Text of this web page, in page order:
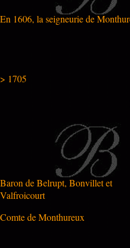
En 1606, la seigneurie de
> 1705
Baron de Belrupt, Bonvillet et
Valfroicourt
Comte de Monthureux